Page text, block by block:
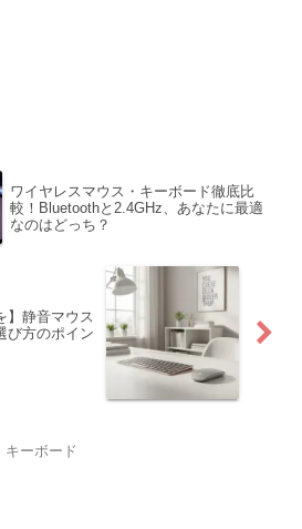
ワイヤレスマウス・キーボード徹底比
較！Bluetoothと2.4GHz、あなたに最適
なのはどっち？
】静音マウス
び方のポイン
キーボード